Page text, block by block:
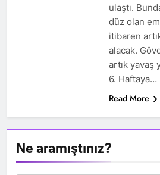
ulaştı.
düz olan
itibaren
alacak.
artık yavaş
6. Haftaya…
Read More
Ne aramıştınız?